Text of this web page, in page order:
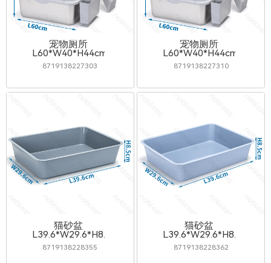
宠物厕所
L60*W40*H44cm
8719138227303
宠物厕所
L60*W40*H44cm
8719138227310
猫砂盆
L39.6*W29.6*H8.5cm
8719138228355
猫砂盆
L39.6*W29.6*H8.5cm
8719138228362